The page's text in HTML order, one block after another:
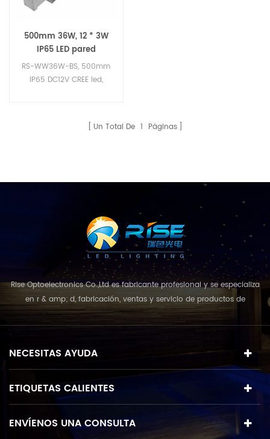
500mm 36W, 12 * 3W
IP65 LED pared
arandela RGB DMX512
Control
RS-WW36W-BS, 500mm
IP65 DC12V CREE led,
Un Total De 1 Páginas
Rise Optoelectronics Co.,Ltd es fabricante profesional y se especializa
en r & amp; d, fabricación, ventas y servicio de productos de
iluminación led, con una amplia variedad de unidades de
iluminación para uso residencial, comercial y de paisaje. con el
destacado", que combina u...
NECESITAS AYUDA
ETIQUETAS CALIENTES
ENVÍENOS UNA CONSULTA